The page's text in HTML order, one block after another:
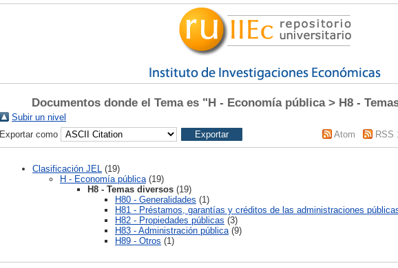
Documentos donde el Tema es "H - Economía pública > H8 -
Subir un nivel
Exportar como
Atom RSS
Clasificación JEL
(19)
H - Economía pública (19)
H8 - Temas diversos (19)
H80 - Generalidades (1)
H81 - Préstamos, garantías y créditos de las administraciones
H82 - Propiedades públicas (3)
H83 - Administración pública (9)
H89 - Otros (1)